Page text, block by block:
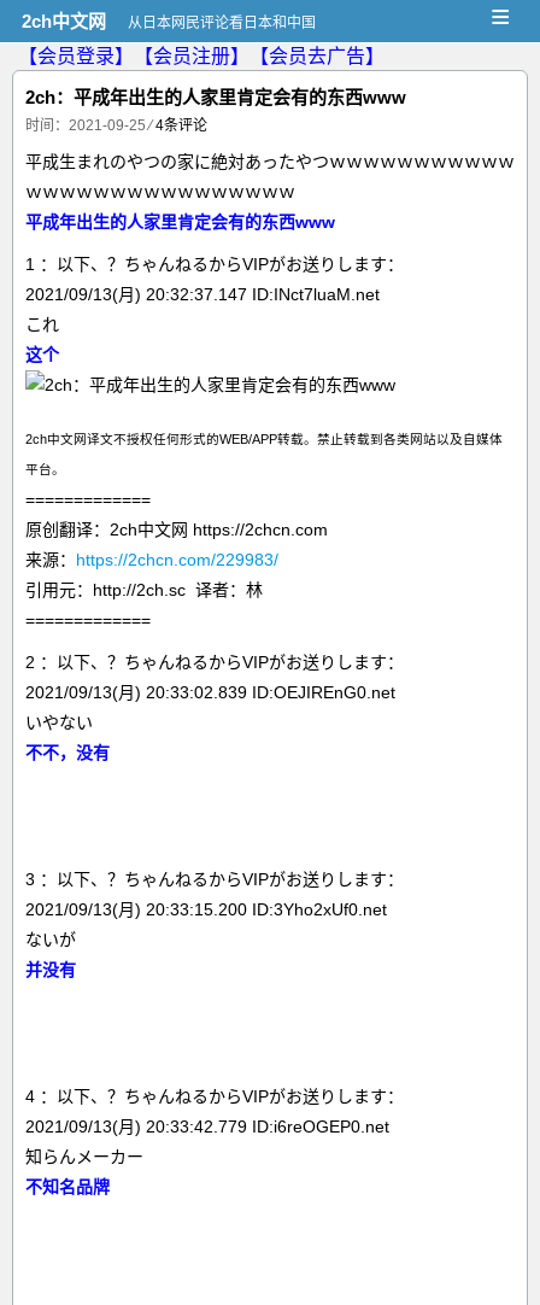
2ch中文网 从日本网民评论看日本和中国 ≡
【会员登录】 【会员注册】
【会员去广告】
2ch：平成年出生的人家里肯定会有的东西www
时间：2021-09-25 ⁄4条评论
平成生まれのやつの家に絶対あったやつｗｗｗｗｗｗｗｗｗｗｗ
ｗｗｗｗｗｗｗｗｗｗｗｗｗｗｗｗ
平成年出生的人家里肯定会有的东西www
1 ：以下、？ちゃんねるからVIPがお送りします：
2021/09/13(月) 20:32:37.147 ID:INct7luaM.net
これ
这个
2ch中文网译文不授权任何形式的WEB/APP转载。禁止转载到各类网站以及自媒体
平台。
=============
原创翻译：2ch中文网 https://2chcn.com
来源： https://2chcn.com/229983/
引用元：http://2ch.sc 译者：林
=============
2 ：以下、？ちゃんねるからVIPがお送りします：
2021/09/13(月) 20:33:02.839 ID:OEJIREnG0.net
いやない
不不，没有
3 ：以下、？ちゃんねるからVIPがお送りします：
2021/09/13(月) 20:33:15.200 ID:3Yho2xUf0.net
ないが
并没有
4 ：以下、？ちゃんねるからVIPがお送りします：
2021/09/13(月) 20:33:42.779 ID:i6reOGEP0.net
知らんメーカー
不知名品牌